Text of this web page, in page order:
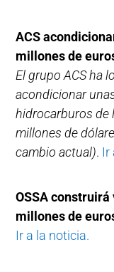
ACS
millones de
El grupo ACS ha
acondicionar
hidrocarburos de
millones de
cambio actual). Ir
OSSA
millones de
Ir a la noticia.